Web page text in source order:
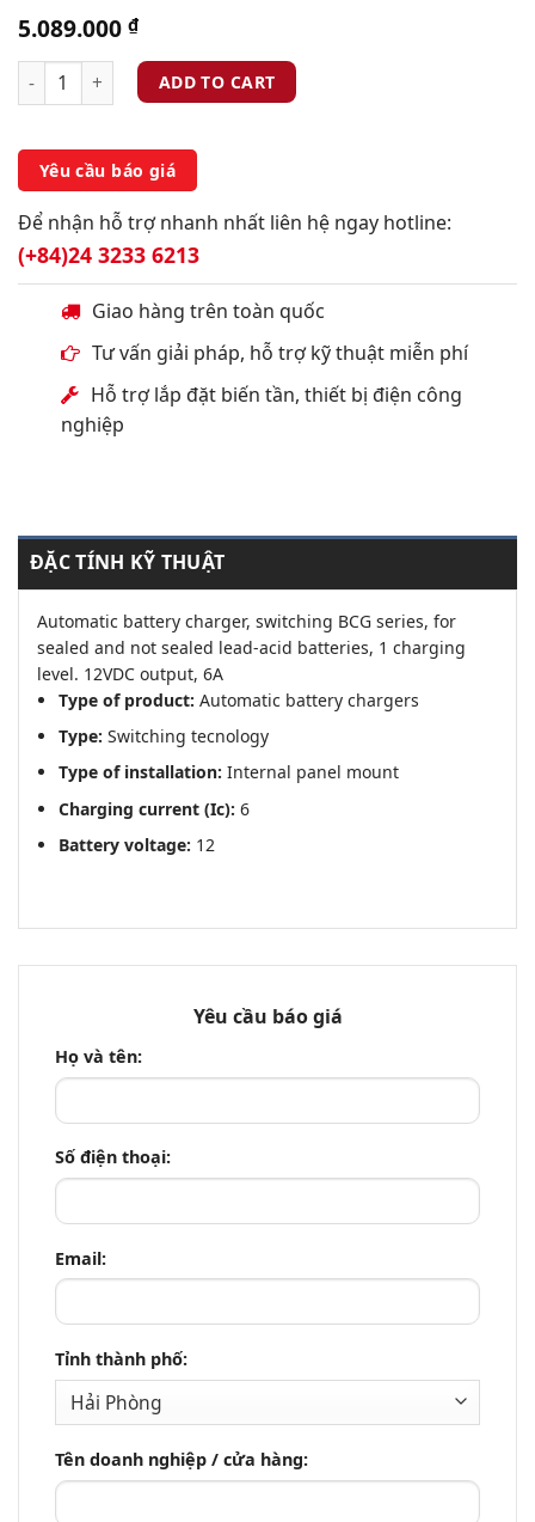
5.089.000 ₫
ADD TO CART
Yêu cầu báo giá
Để nhận hỗ trợ nhanh nhất liên hệ ngay hotline:
(+84)24 3233 6213
Giao hàng trên toàn quốc
Tư vấn giải pháp, hỗ trợ kỹ thuật miễn phí
Hỗ trợ lắp đặt biến tần, thiết bị điện công
nghiệp
ĐẶC TÍNH KỸ THUẬT
Automatic battery charger, switching BCG series, for
sealed and not sealed lead-acid batteries, 1 charging
level. 12VDC output, 6A
Type of product: Automatic battery chargers
Type: Switching tecnology
Type of installation: Internal panel mount
Charging current (Ic): 6
Battery voltage: 12
Yêu cầu báo giá
Họ và tên:
Số điện thoại:
Email:
Tỉnh thành phố:
Tên doanh nghiệp / cửa hàng: